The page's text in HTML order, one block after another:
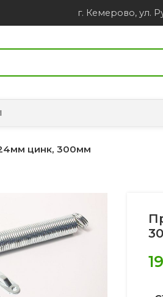
г. Кемерово, ул.
цинк, 300мм